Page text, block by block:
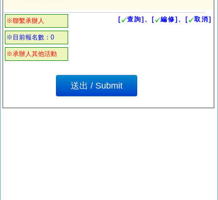
※聯繫承辦人
※目前報名數：0
※承辦人其他活動
[ 查詢]、[ 編修]、[ 取消]